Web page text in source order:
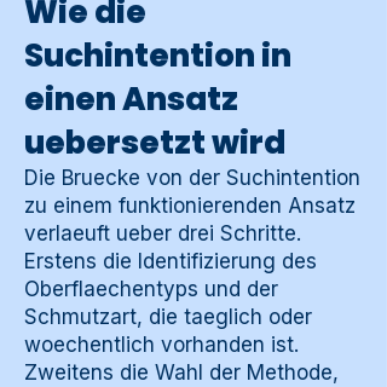
Wie die
Suchintention in
einen Ansatz
uebersetzt wird
Die Bruecke von der Suchintention
zu einem funktionierenden Ansatz
verlaeuft ueber drei Schritte.
Erstens die Identifizierung des
Oberflaechentyps und der
Schmutzart, die taeglich oder
woechentlich vorhanden ist.
Zweitens die Wahl der Methode,